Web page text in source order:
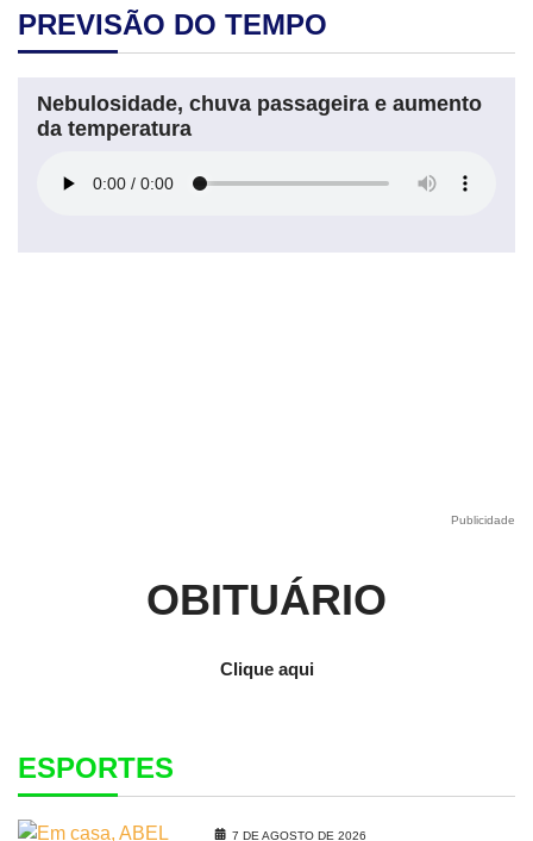
PREVISÃO DO TEMPO
Nebulosidade, chuva passageira e aumento
da temperatura
Publicidade
OBITUÁRIO
Clique aqui
ESPORTES
7 DE AGOSTO DE 2026